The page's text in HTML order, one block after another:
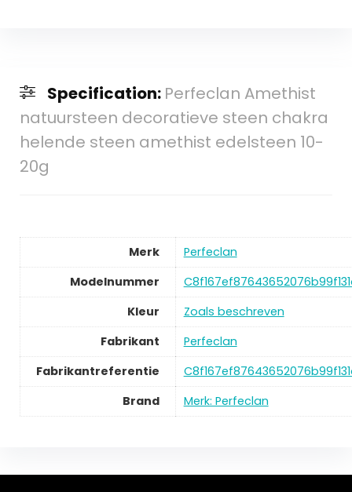
Specification: Perfeclan Amethist
natuursteen decoratieve steen chakra
helende steen amethist edelsteen 10-
20g
Merk
‎Perfeclan
Modelnummer
Kleur
‎Zoals beschreven
Fabrikant
‎Perfeclan
Fabrikantreferentie
Brand
Merk: Perfeclan